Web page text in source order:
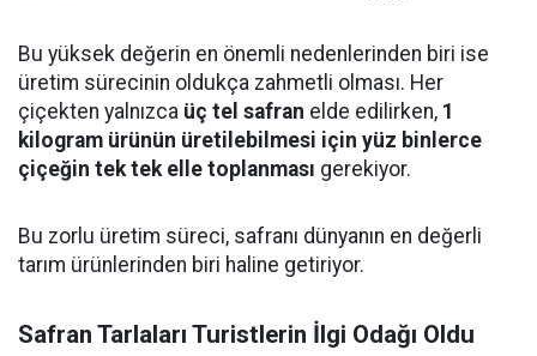
Bu yüksek değerin en önemli nedenlerinden biri ise
üretim sürecinin oldukça zahmetli olması. Her
çiçekten yalnızca üç tel safran elde edilirken, 1
kilogram ürünün üretilebilmesi için yüz binlerce
çiçeğin tek tek elle toplanması gerekiyor.
Bu zorlu üretim süreci, safranı dünyanın en değerli
tarım ürünlerinden biri haline getiriyor.
Safran Tarlaları Turistlerin İlgi Odağı Oldu